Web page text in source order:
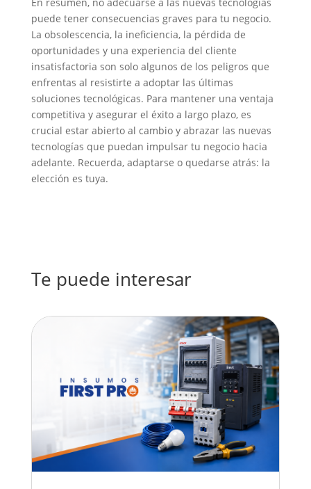
puede tener consecuencias graves para tu negocio.
La obsolescencia, la ineficiencia, la pérdida de
oportunidades y una experiencia del cliente
insatisfactoria son solo algunos de los peligros que
enfrentas al resistirte a adoptar las últimas
soluciones tecnológicas. Para mantener una ventaja
competitiva y asegurar el éxito a largo plazo, es
crucial estar abierto al cambio y abrazar las nuevas
tecnologías que puedan impulsar tu negocio hacia
adelante. Recuerda, adaptarse o quedarse atrás: la
elección es tuya.
Te puede interesar